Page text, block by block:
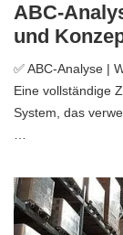
ABC-
und
✅ ABC-Analyse |
Eine vollständige
System, das
…